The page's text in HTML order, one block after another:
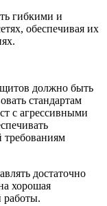
гибкими и
обеспечивая их
должно быть
стандартам
с агрессивными
достаточно
хорошая
работы.